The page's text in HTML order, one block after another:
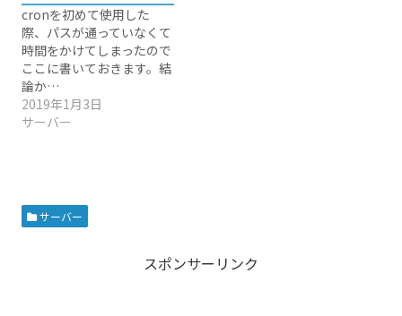
cronを初めて使用した
際、パスが通っていなくて
時間をかけてしまったので
ここに書いておきます。結
論か…
2019年1月3日
サーバー
サーバー
スポンサーリンク